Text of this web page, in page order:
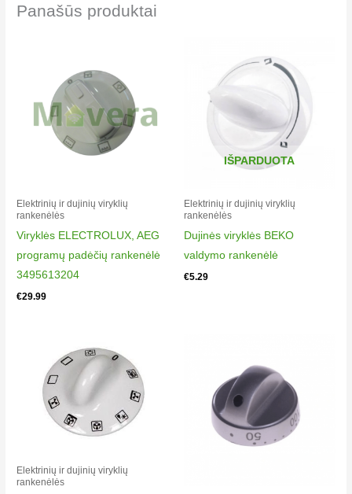
Panašūs produktai
Elektrinių ir dujinių viryklių
rankenėlės​
Viryklės ELECTROLUX, AEG
programų padėčių rankenėlė
3495613204
€29.99
IŠPARDUOTA
Elektrinių ir dujinių viryklių
rankenėlės​
Dujinės viryklės BEKO
valdymo rankenėlė
€5.29
Elektrinių ir dujinių viryklių
rankenėlės​